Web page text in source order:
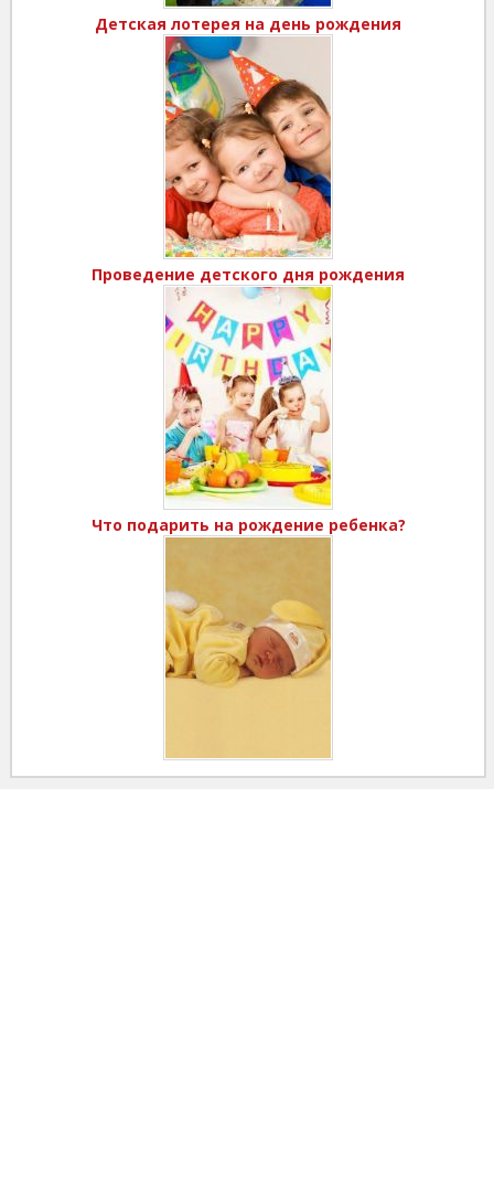
Детская лотерея на день рождения
Проведение детского дня рождения
Что подарить на рождение ребенка?